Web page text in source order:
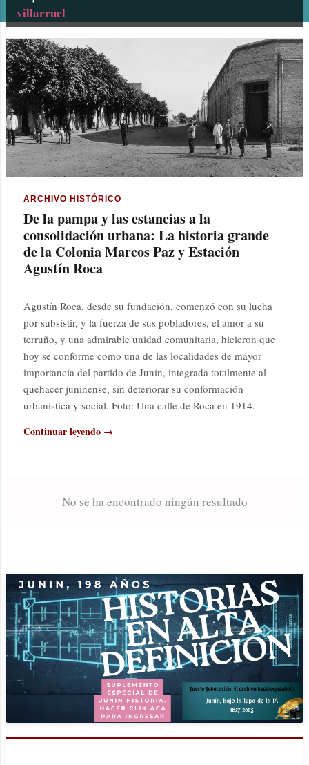
n
t
r
a
d
a
s
villarruel
ARCHIVO HISTÓRICO
De la pampa y las estancias a la
consolidación urbana: La historia grande
de la Colonia Marcos Paz y Estación
Agustín Roca
Agustín Roca, desde su fundación, comenzó con su lucha
por subsistir, y la fuerza de sus pobladores, el amor a su
terruño, y una admirable unidad comunitaria, hicieron que
hoy se conforme como una de las localidades de mayor
importancia del partido de Junín, integrada totalmente al
quehacer juninense, sin deteriorar su conformación
urbanística y social. Foto: Una calle de Roca en 1914.
Continuar leyendo →
No se ha encontrado ningún resultado